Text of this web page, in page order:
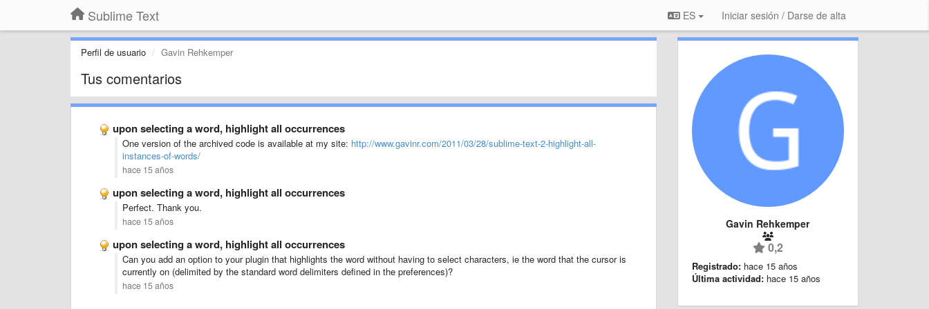
Sublime Text ES Iniciar sesión / Darse de alta
Perfil de usuario Gavin Rehkemper
Tus comentarios
upon selecting a word, highlight all occurrences
One version of the archived code is available at my site: http://www.gavinr.com/2011/03/28/sublime-text-2-highlight-all-
instances-of-words/
hace 15 años
upon selecting a word, highlight all occurrences
Perfect. Thank you.
hace 15 años
upon selecting a word, highlight all occurrences
Can you add an option to your plugin that highlights the word without having to select characters, ie the word that the cursor is
currently on (delimited by the standard word delimiters defined in the preferences)?
hace 15 años
Gavin Rehkemper
0,2
Registrado: hace 15 años
Última actividad: hace 15 años